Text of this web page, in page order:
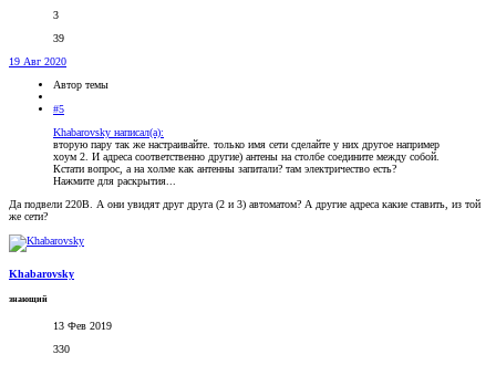
3
39
19 Авг 2020
Автор темы
#5
Khabarovsky написал(а):
вторую пару так же настраивайте. только имя сети сделайте у них другое например
хоум 2. И адреса соответственно другие) антены на столбе соедините между собой.
Кстати вопрос, а на холме как антенны запитали? там электричество есть?
Нажмите для раскрытия...
Да подвели 220В. А они увидят друг друга (2 и 3) автоматом? А другие адреса какие ставить, из той
же сети?
Khabarovsky
знающий
13 Фев 2019
330